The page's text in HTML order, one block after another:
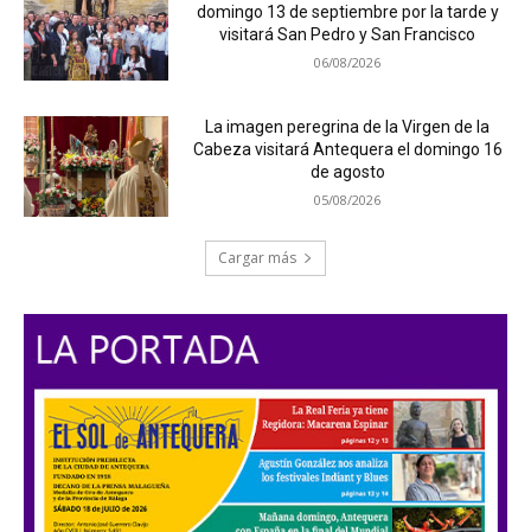
domingo 13 de septiembre por la tarde y
visitará San Pedro y San Francisco
06/08/2026
La imagen peregrina de la Virgen de la
Cabeza visitará Antequera el domingo 16
de agosto
05/08/2026
Cargar más